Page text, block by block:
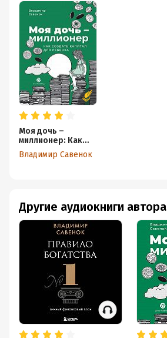
Моя дочь –
миллионер: Как
создать капитал
для ребенка
Владимир Савенок
Другие аудиокниги автора